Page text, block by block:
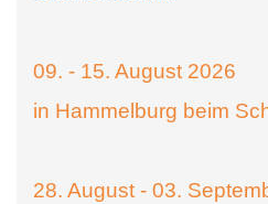
09. - 15. August 2026
in Hammelburg beim
28. August - 03.